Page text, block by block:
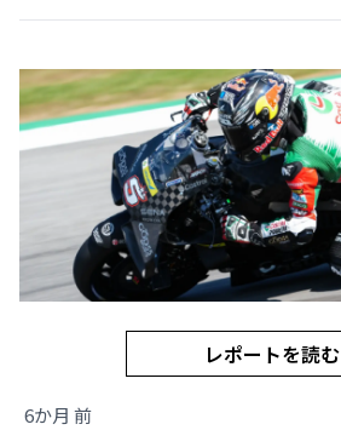
レポートを読む
6か月 前